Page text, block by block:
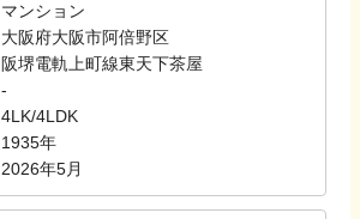
マンション
大阪府大阪市阿倍野区
阪堺電軌上町線東天下茶屋
-
4LK/4LDK
1935年
2026年5月